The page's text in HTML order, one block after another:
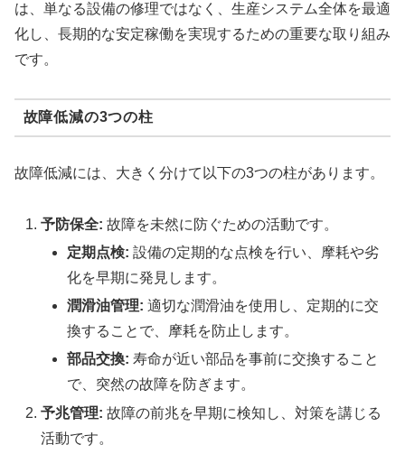
は、単なる設備の修理ではなく、生産システム全体を最適
化し、長期的な安定稼働を実現するための重要な取り組み
です。
故障低減の3つの柱
故障低減には、大きく分けて以下の3つの柱があります。
予防保全: 故障を未然に防ぐための活動です。
定期点検: 設備の定期的な点検を行い、摩耗や劣
化を早期に発見します。
潤滑油管理: 適切な潤滑油を使用し、定期的に交
換することで、摩耗を防止します。
部品交換: 寿命が近い部品を事前に交換すること
で、突然の故障を防ぎます。
予兆管理: 故障の前兆を早期に検知し、対策を講じる
活動です。